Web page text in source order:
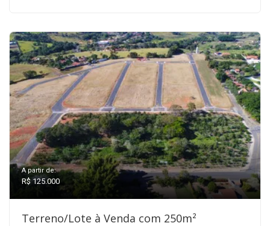
A partir de:
R$ 125.000
Terreno/Lote à Venda com 250m²